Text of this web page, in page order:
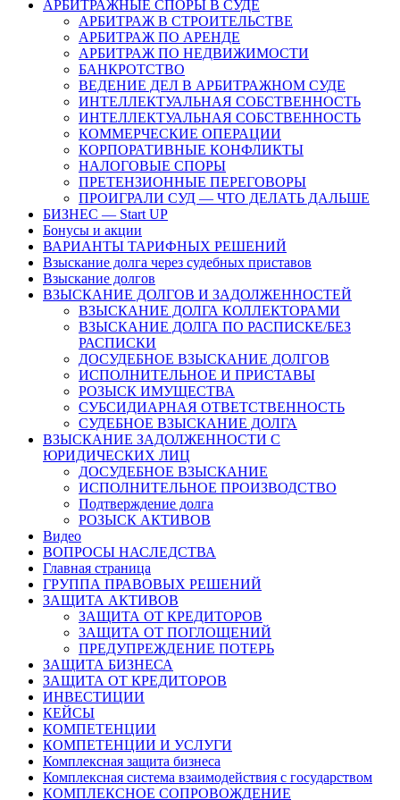
АРБИТРАЖНЫЕ СПОРЫ В СУДЕ
АРБИТРАЖ В СТРОИТЕЛЬСТВЕ
АРБИТРАЖ ПО АРЕНДЕ
АРБИТРАЖ ПО НЕДВИЖИМОСТИ
БАНКРОТСТВО
ВЕДЕНИЕ ДЕЛ В АРБИТРАЖНОМ СУДЕ
ИНТЕЛЛЕКТУАЛЬНАЯ СОБСТВЕННОСТЬ
ИНТЕЛЛЕКТУАЛЬНАЯ СОБСТВЕННОСТЬ
КОММЕРЧЕСКИЕ ОПЕРАЦИИ
КОРПОРАТИВНЫЕ КОНФЛИКТЫ
НАЛОГОВЫЕ СПОРЫ
ПРЕТЕНЗИОННЫЕ ПЕРЕГОВОРЫ
ПРОИГРАЛИ СУД — ЧТО ДЕЛАТЬ ДАЛЬШЕ
БИЗНЕС — Start UP
Бонусы и акции
ВАРИАНТЫ ТАРИФНЫХ РЕШЕНИЙ
Взыскание долга через судебных приставов
Взыскание долгов
ВЗЫСКАНИЕ ДОЛГОВ И ЗАДОЛЖЕННОСТЕЙ
ВЗЫСКАНИЕ ДОЛГА КОЛЛЕКТОРАМИ
ВЗЫСКАНИЕ ДОЛГА ПО РАСПИСКЕ/БЕЗ
РАСПИСКИ
ДОСУДЕБНОЕ ВЗЫСКАНИЕ ДОЛГОВ
ИСПОЛНИТЕЛЬНОЕ И ПРИСТАВЫ
РОЗЫСК ИМУЩЕСТВА
СУБСИДИАРНАЯ ОТВЕТСТВЕННОСТЬ
СУДЕБНОЕ ВЗЫСКАНИЕ ДОЛГА
ВЗЫСКАНИЕ ЗАДОЛЖЕННОСТИ С
ЮРИДИЧЕСКИХ ЛИЦ
ДОСУДЕБНОЕ ВЗЫСКАНИЕ
ИСПОЛНИТЕЛЬНОЕ ПРОИЗВОДСТВО
Подтверждение долга
РОЗЫСК АКТИВОВ
Видео
ВОПРОСЫ НАСЛЕДСТВА
Главная страница
ГРУППА ПРАВОВЫХ РЕШЕНИЙ
ЗАЩИТА АКТИВОВ
ЗАЩИТА ОТ КРЕДИТОРОВ
ЗАЩИТА ОТ ПОГЛОЩЕНИЙ
ПРЕДУПРЕЖДЕНИЕ ПОТЕРЬ
ЗАЩИТА БИЗНЕСА
ЗАЩИТА ОТ КРЕДИТОРОВ
ИНВЕСТИЦИИ
КЕЙСЫ
КОМПЕТЕНЦИИ
КОМПЕТЕНЦИИ И УСЛУГИ
Комплексная защита бизнеса
Комплексная система взаимодействия с государством
КОМПЛЕКСНОЕ СОПРОВОЖДЕНИЕ